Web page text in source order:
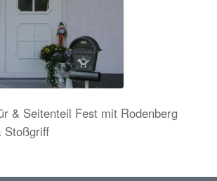
& Seitenteil Fest mit Rodenberg
Stoßgriff